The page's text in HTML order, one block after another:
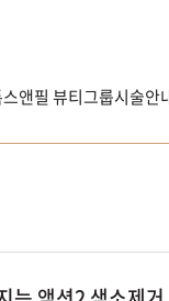
앤필 뷰티그룹시술안